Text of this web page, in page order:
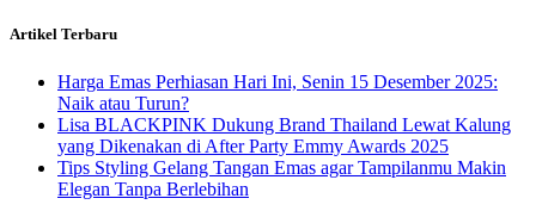
Artikel Terbaru
Harga Emas Perhiasan Hari Ini, Senin 15 Desember 2025:
Naik atau Turun?
Lisa BLACKPINK Dukung Brand Thailand Lewat Kalung
yang Dikenakan di After Party Emmy Awards 2025
Tips Styling Gelang Tangan Emas agar Tampilanmu Makin
Elegan Tanpa Berlebihan